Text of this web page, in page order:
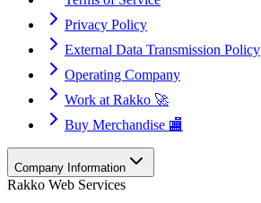
Privacy Policy
External Data Transmission Policy
Operating Company
Work at Rakko 🚀
Buy Merchandise 🏬
Company Information
Rakko Web Services